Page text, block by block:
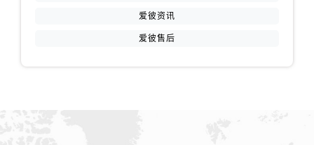
安徽省滁州市琅琊区南谯北路爱彼售后服务中心（需提前预约）
爱彼资讯
爱彼售后